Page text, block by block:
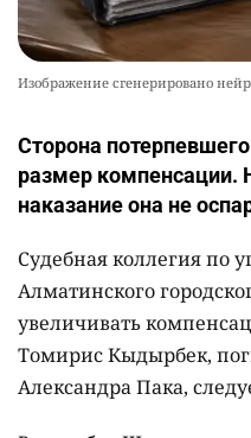
Изображение сгенерировано
Сторона
размер компенсации.
наказание она не
Судебная коллегия по
Алматинского
увеличивать
Томирис Кыдырбек,
Александра Пака,